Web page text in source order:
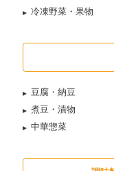
冷凍野菜・果物
豆腐・納豆
煮豆・漬物
中華惣菜